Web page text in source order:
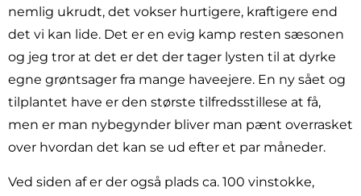
nemlig ukrudt, det vokser hurtigere, kraftigere end
det vi kan lide. Det er en evig kamp resten sæsonen
og jeg tror at det er det der tager lysten til at dyrke
egne grøntsager fra mange haveejere. En ny sået og
tilplantet have er den største tilfredsstillese at få,
men er man nybegynder bliver man pænt overrasket
over hvordan det kan se ud efter et par måneder.
Ved siden af er der også plads ca. 100 vinstokke,